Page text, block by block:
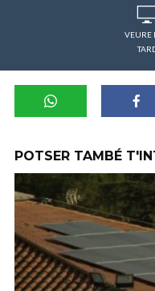
VEURE
POTSER TAMBÉ